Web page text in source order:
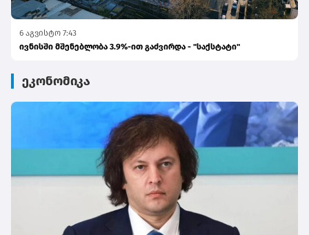
6 აგვისტო 7:43
ივნისში მშენებლობა 3.9%-ით გაძვირდა - "საქსტატი"
ეკონომიკა